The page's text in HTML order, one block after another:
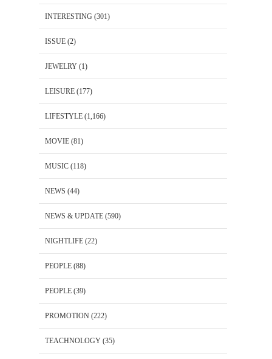
INTERESTING (301)
ISSUE (2)
JEWELRY (1)
LEISURE (177)
LIFESTYLE (1,166)
MOVIE (81)
MUSIC (118)
NEWS (44)
NEWS & UPDATE (590)
NIGHTLIFE (22)
PEOPLE (88)
PEOPLE (39)
PROMOTION (222)
TEACHNOLOGY (35)